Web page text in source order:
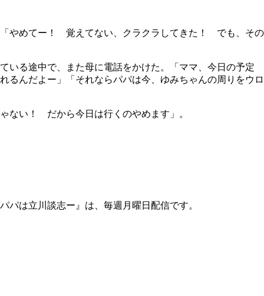
「やめてー！ 覚えてない、クラクラしてきた！ でも、その
る途中で、また母に電話をかけた。「ママ、今日の予定
るんだよー」「それならパパは今、ゆみちゃんの周りをウロ
ない！ だから今日は行くのやめます」。
パは立川談志ー』は、毎週月曜日配信です。